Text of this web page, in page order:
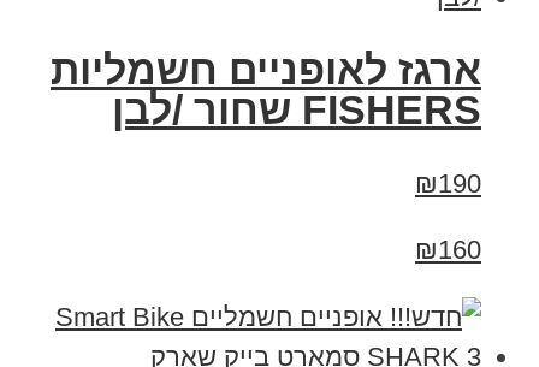
ארגז לאופניים חשמליות
FISHERS שחור /לבן
₪190
₪160